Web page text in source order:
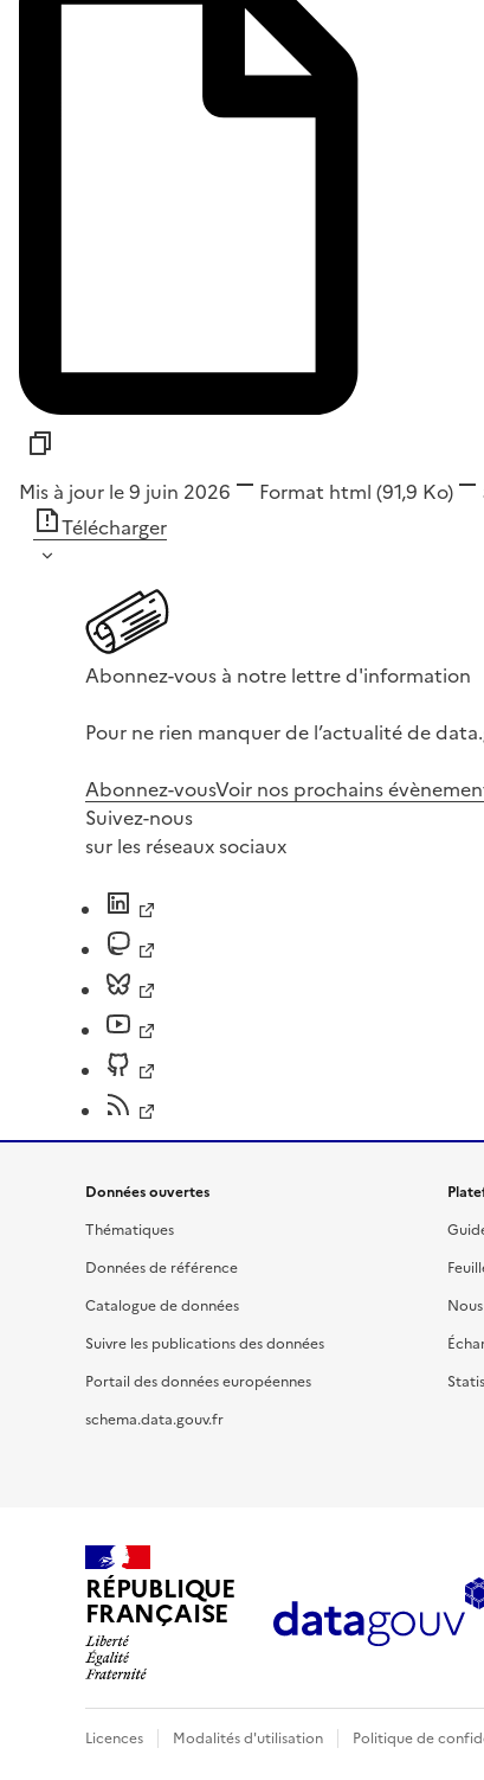
Mis à jour le 9 juin 2026 Format html (91,9 Ko)
Télécharger
Abonnez-vous à notre lettre d'information
Pour ne rien manquer de l’actualité de
Abonnez-vousVoir nos prochains
Suivez-nous
sur les réseaux sociaux
Données ouvertes
Thématiques
Données de référence
Catalogue de données
Suivre les publications des données
Portail des données européennes
schema.data.gouv.fr
RÉPUBLIQUE
FRANÇAISE
Licences Modalités d'utilisation Politique de